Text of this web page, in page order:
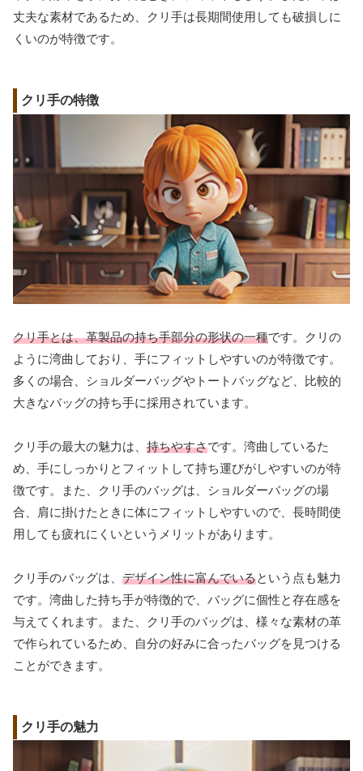
丈夫な素材であるため、クリ手は長期間使用しても破損しに
くいのが特徴です。
クリ手の特徴
クリ手とは、革製品の持ち手部分の形状の一種です。クリの
ように湾曲しており、手にフィットしやすいのが特徴です。
多くの場合、ショルダーバッグやトートバッグなど、比較的
大きなバッグの持ち手に採用されています。
クリ手の最大の魅力は、 持ちやすさです。湾曲しているた
め、手にしっかりとフィットして持ち運びがしやすいのが特
徴です。また、クリ手のバッグは、ショルダーバッグの場
合、肩に掛けたときに体にフィットしやすいので、長時間使
用しても疲れにくいというメリットがあります。
クリ手のバッグは、 デザイン性に富んでいるという点も魅力
です。湾曲した持ち手が特徴的で、バッグに個性と存在感を
与えてくれます。また、クリ手のバッグは、様々な素材の革
で作られているため、自分の好みに合ったバッグを見つける
ことができます。
クリ手の魅力